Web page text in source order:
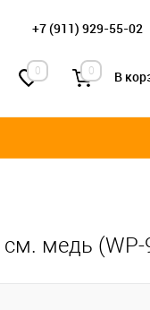
+7 (911) 929-55-02
0 0 В
медь (WP-